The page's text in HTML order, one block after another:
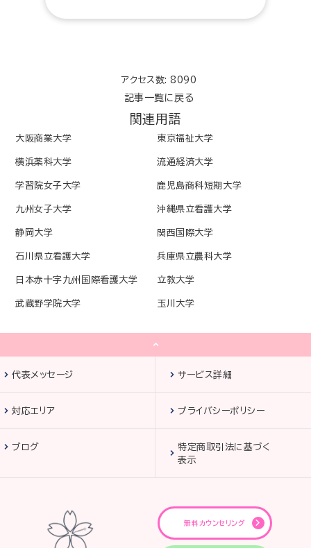
アクセス数: 8090
記事一覧に戻る
関連用語
大阪商業大学 東京福祉大学
横浜薬科大学 流通経済大学
学習院女子大学 鹿児島商科短期大学
九州女子大学 沖縄県立看護大学
静岡大学 関西国際大学
石川県立看護大学 兵庫県立農科大学
日本赤十字九州国際看護大学 立教大学
武蔵野学院大学 玉川大学
代表メッセージ サービス詳細
対応エリア プライバシーポリシー
ブログ
特定商取引法に基づく
表示
無料カウンセリング